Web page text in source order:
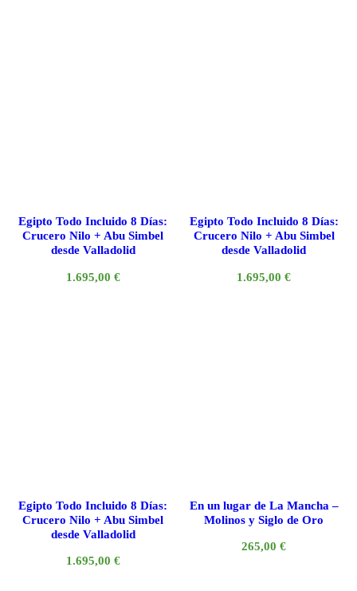
Egipto Todo Incluido 8 Días:
Crucero Nilo + Abu Simbel
desde Valladolid
1.695,00 €
Egipto Todo Incluido 8 Días:
Crucero Nilo + Abu Simbel
desde Valladolid
1.695,00€
Egipto Todo Incluido 8 Días:
Crucero Nilo + Abu Simbel
desde Valladolid
1.695,00 €
En un lugar de La Mancha –
Molinos y Siglo de Oro
265,00€